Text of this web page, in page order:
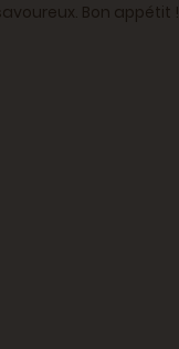
Bon appétit !